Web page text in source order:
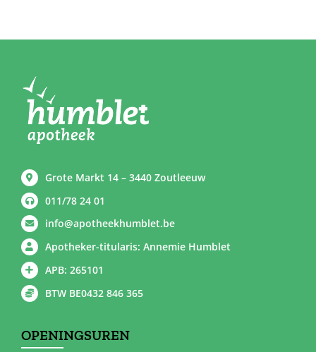
Grote Markt 14 – 3440 Zoutleeuw
011/78 24 01
info@apotheekhumblet.be
Apotheker-titularis: Annemie Humblet
APB: 265101
BTW BE0432 846 365
OPENINGSUREN